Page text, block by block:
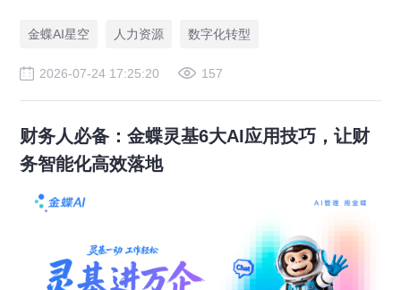
金蝶AI星空
人力资源 数字化转型
2026-07-24 17:25:20 157
财务人必备：金蝶灵基6大AI应用技巧，让财
务智能化高效落地